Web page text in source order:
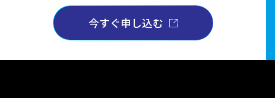
今すぐ申し込む